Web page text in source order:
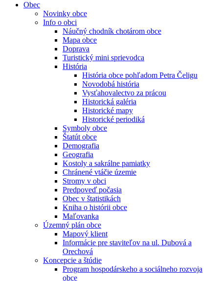
Obec
Novinky obce
Info o obci
Náučný chodník chotárom obce
Mapa obce
Doprava
Turistický mini sprievodca
História
História obce pohľadom Petra Čeligu
Novodobá história
Vysťahovalectvo za prácou
Historická galéria
Historické mapy
Historické periodiká
Symboly obce
Štatút obce
Demografia
Geografia
Kostoly a sakrálne pamiatky
Chránené vtáčie územie
Stromy v obci
Predpoveď počasia
Obec v štatistikách
Kniha o histórii obce
Maľovanka
Územný plán obce
Mapový klient
Informácie pre staviteľov na ul. Dubová a
Orechová
Koncepcie a štúdie
Program hospodárskeho a sociálneho rozvoja
obce